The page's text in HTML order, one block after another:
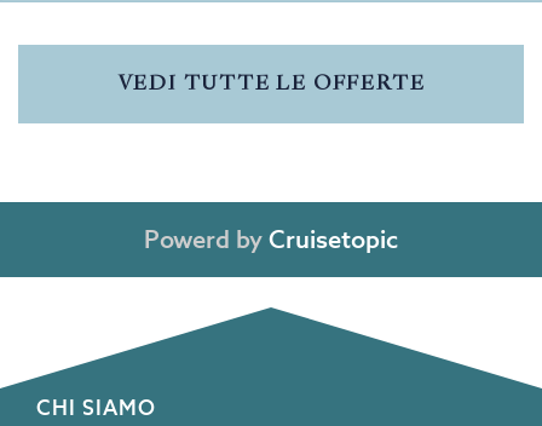
VEDI TUTTE LE OFFERTE
Powerd byCruisetopic
CHI SIAMO